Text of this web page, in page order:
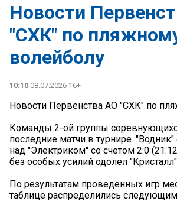
Новости
"СХК" по
волейболу
10:10 08.07.2026 16+
Новости Первенства АО "СХК" по
Команды 2-ой группы
последние матчи в турнире.
над "Электриком" со счетом 2:0
без особых усилий одолел
По результатам проведенных игр
таблице распределились